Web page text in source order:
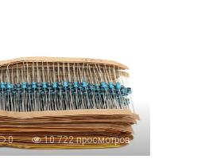
0
10 722 просмотров